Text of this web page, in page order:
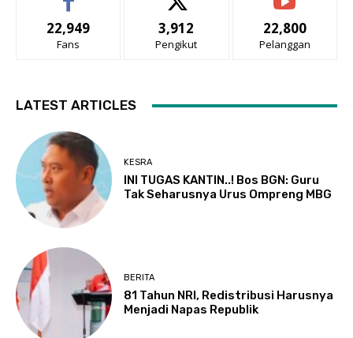
22,949
Fans
3,912
Pengikut
22,800
Pelanggan
LATEST ARTICLES
KESRA
INI TUGAS KANTIN..! Bos BGN: Guru
Tak Seharusnya Urus Ompreng MBG
BERITA
81 Tahun NRI, Redistribusi Harusnya
Menjadi Napas Republik